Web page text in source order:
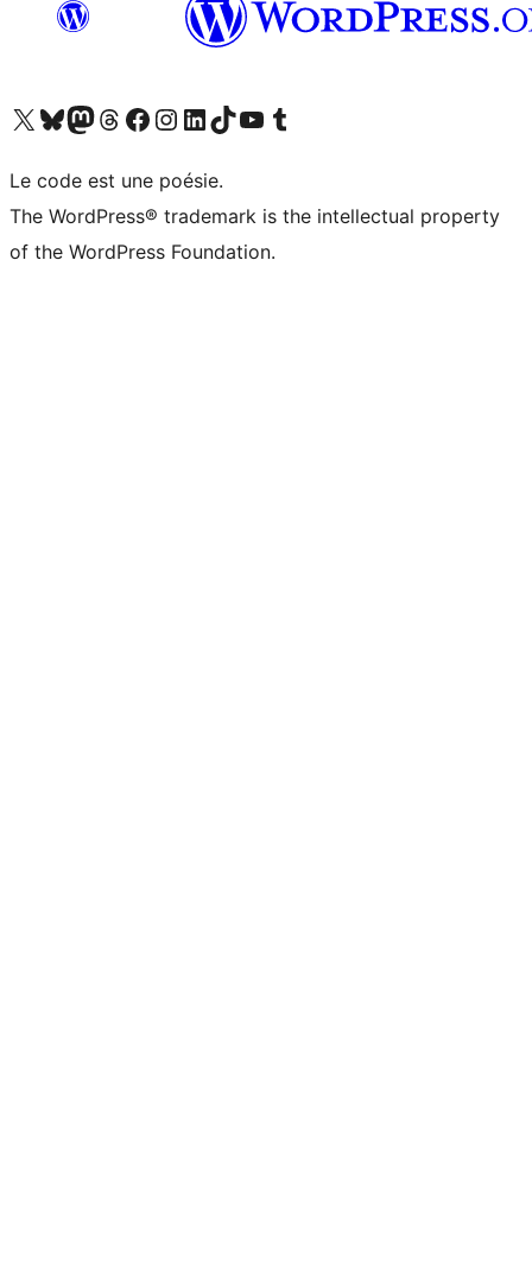
Visitez notre compte X (précédemment Twitter)
Visiter notre compte Bluesky
Visiter notre compte Mastodon
Visiter notre compte Threads
Consulter notre compte Facebook
Consulter notre compte Instagram
Consulter notre compte LinkedIn
Visiter notre compte TokTok
Visiter notre chaîne YouTube
Visiter notre compte Tumblr
Le code est une poésie.
The WordPress® trademark is the intellectual property
of the WordPress Foundation.